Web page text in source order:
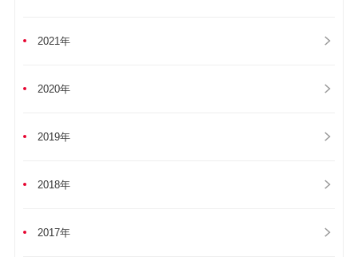
2021年
2020年
2019年
2018年
2017年